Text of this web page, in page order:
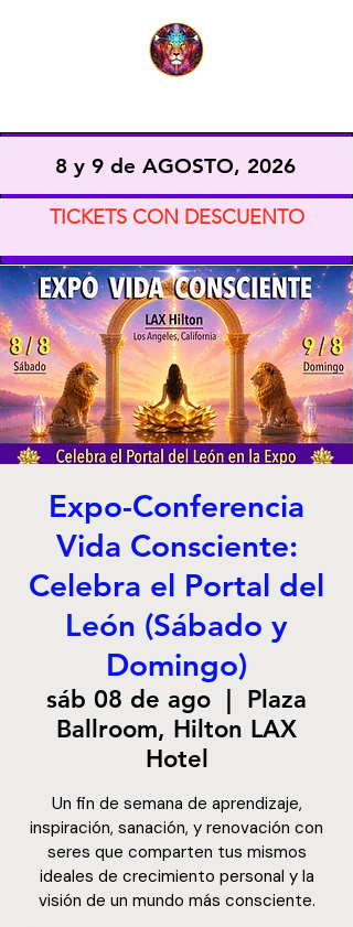
8 y 9 de AGOSTO, 2026
TICKETS CON DESCUENTO
Expo-Conferencia
Vida Consciente:
Celebra el Portal del
León (Sábado y
Domingo)
sáb 08 de ago
Plaza
Ballroom, Hilton LAX
Hotel
Un fin de semana de aprendizaje,
inspiración, sanación, y renovación con
seres que comparten tus mismos
ideales de crecimiento personal y la
visión de un mundo más consciente.